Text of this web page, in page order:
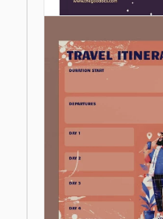
Lustiger
Erfahren Sie mehr
unsere lustige
Vorlage!
Google Slides